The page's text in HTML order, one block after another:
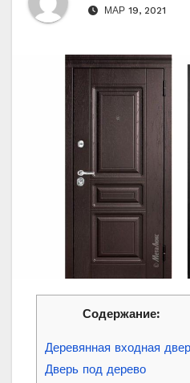
МАР 19, 2021
Содержание:
Деревянная входная
Дверь под дерево